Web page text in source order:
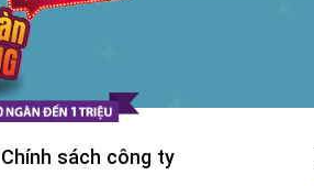
Chính sách công ty